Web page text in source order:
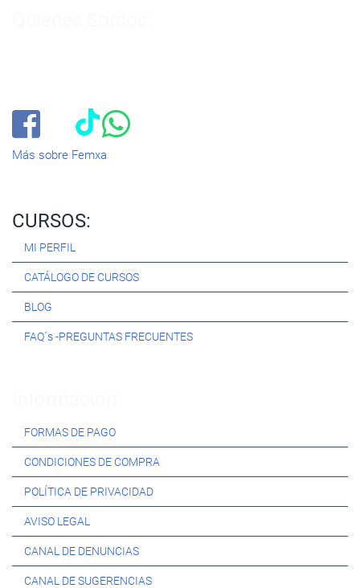
Más sobre Femxa
CURSOS:
MI PERFIL
CATÁLOGO DE CURSOS
BLOG
FAQ´s -PREGUNTAS FRECUENTES
FORMAS DE PAGO
CONDICIONES DE COMPRA
POLÍTICA DE PRIVACIDAD
AVISO LEGAL
CANAL DE DENUNCIAS
CANAL DE SUGERENCIAS